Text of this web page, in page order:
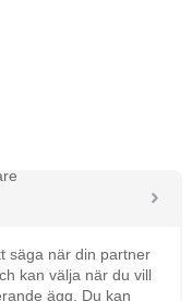
säga när din partner
kan välja när du vill
ägg. Du kan